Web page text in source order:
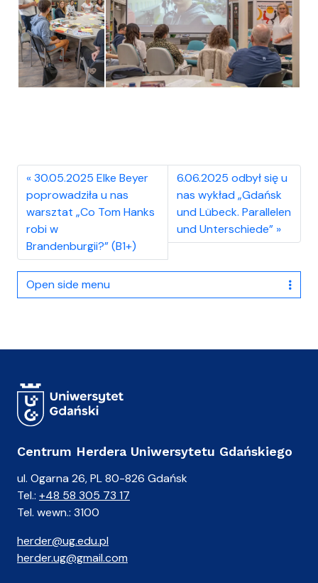
30.05.2025 Elke Beyer
poprowadziła u nas
warsztat „Co Tom Hanks
robi w
Brandenburgii?” (B1+)
6.06.2025 odbył się u
nas wykład „Gdańsk
und Lübeck. Parallelen
und Unterschiede”
Open side menu
Centrum Herdera Uniwersytetu Gdańskiego
ul. Ogarna 26, PL 80-826 Gdańsk
Tel.: +48 58 305 73 17
Tel. wewn.: 3100
herder@ug.edu.pl
herder.ug@gmail.com